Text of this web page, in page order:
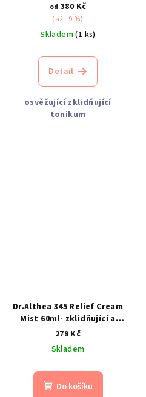
od 380 Kč
(až –9 %)
Skladem(1 ks)
Detail
osvěžující zklidňující
tonikum
Dr.Althea 345 Relief Cream
Mist 60ml- zklidňující a
hydratační krémová
pleťová mlha
279 Kč
Skladem
Do košíku